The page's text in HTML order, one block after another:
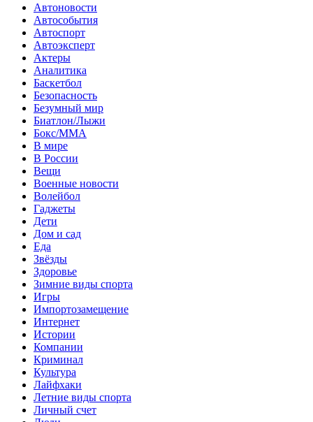
Автоновости
Автособытия
Автоспорт
Автоэксперт
Актеры
Аналитика
Баскетбол
Безопасность
Безумный мир
Биатлон/Лыжи
Бокс/MMA
В мире
В России
Вещи
Военные новости
Волейбол
Гаджеты
Дети
Дом и сад
Еда
Звёзды
Здоровье
Зимние виды спорта
Игры
Импортозамещение
Интернет
Истории
Компании
Криминал
Культура
Лайфхаки
Летние виды спорта
Личный счет